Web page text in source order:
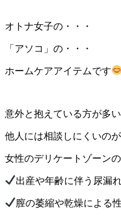
オトナ女子の・・・
「アソコ」の・・・
ホームケアアイテムです
意外と抱えている方が多
他人には相談しにくいのが
女性のデリケートゾーン
出産や年齢に伴う尿漏
膣の萎縮や乾燥による